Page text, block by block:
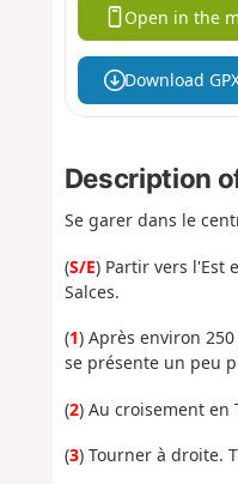
Open in the
Download
Description
Se garer dans le
(S/E) Partir vers l'Est
Salces.
(1) Après environ
se présente un peu
(2) Au croisement
(3) Tourner à droite.